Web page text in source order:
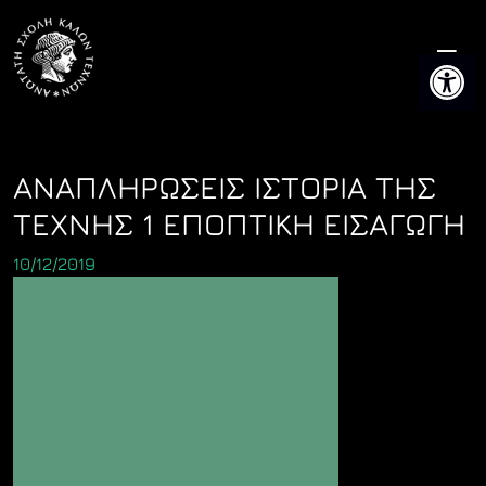
content
ΑΝΑΠΛΗΡΩΣΕΙΣ ΙΣΤΟΡΙΑ ΤΗΣ
ΤΕΧΝΗΣ 1 ΕΠΟΠΤΙΚΗ ΕΙΣΑΓΩΓΗ
10/12/2019